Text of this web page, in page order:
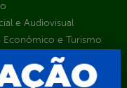
e Audiovisual
Econômico e Turismo
e Energia Elétrica
SEMU